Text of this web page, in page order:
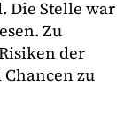
Die Stelle war
Zu
der
zu